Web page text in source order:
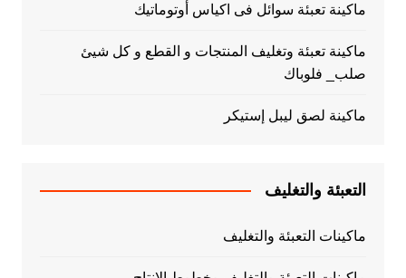
ماكينة تعبئة سوائل فى اكياس أوتوماتيك
ماكينة تعبئة وتغليف المنتجات و القطع و كل شيئ
صلب_ فلوباك
ماكينة لصق ليبل إستيكر
التعبئة والتغليف
ماكينات التعبئة والتغليف